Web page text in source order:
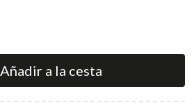
Añadir a la cesta